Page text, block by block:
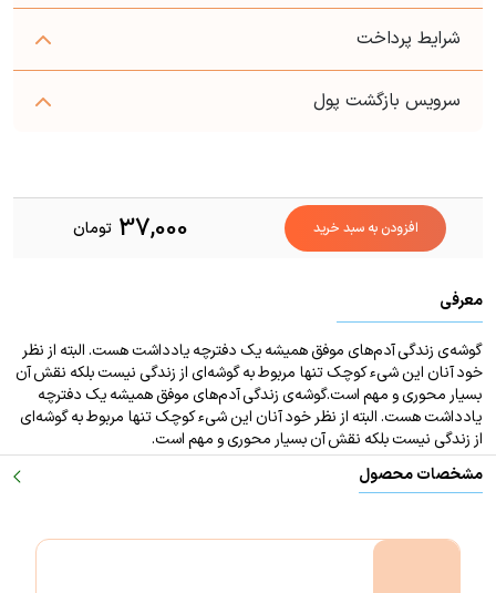
شرایط پرداخت
سرویس بازگشت پول
37,000 تومان افزودن به سبد خرید
معرفی
گوشه‌ی زندگی آدم‌های موفق همیشه یک دفترچه یادداشت هست. البته از نظر
خود آنان این شیء کوچک تنها مربوط به گوشه‌ای از زندگی نیست بلکه نقش آن
بسیار محوری و مهم است.گوشه‌ی زندگی آدم‌های موفق همیشه یک دفترچه
یادداشت هست. البته از نظر خود آنان این شیء کوچک تنها مربوط به گوشه‌ای
از زندگی نیست بلکه نقش آن بسیار محوری و مهم است.
مشخصات محصول